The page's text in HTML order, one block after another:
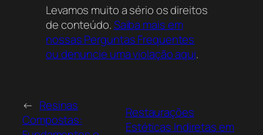
Levamos muito a sério os direitos
de conteúdo.Saiba mais em
nossas Perguntas Frequentes
ou denuncie uma violação aqui.
← Resinas
Compostas:
Restaurações
Estéticas Indiretas em